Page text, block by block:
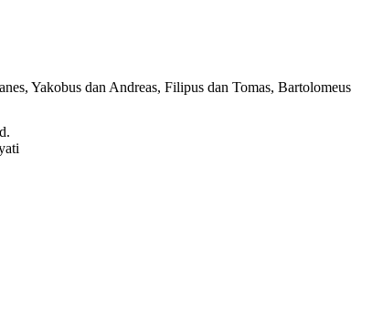
Yakobus dan Andreas, Filipus dan Tomas, Bartolomeus